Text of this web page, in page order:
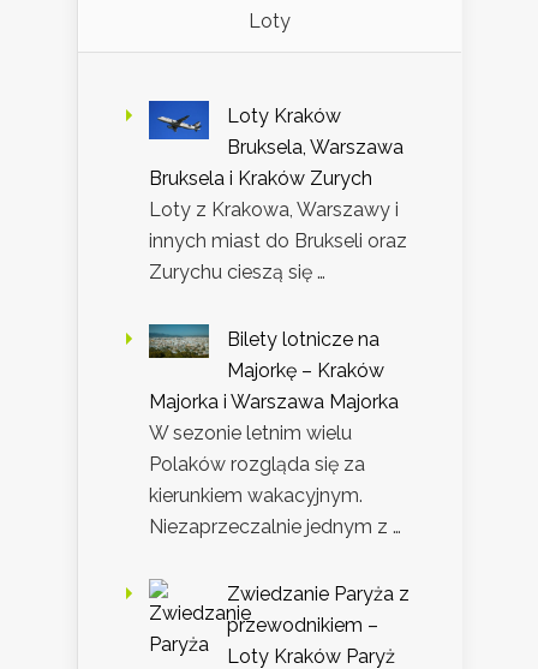
Loty
Loty Kraków
Bruksela, Warszawa
Bruksela i Kraków Zurych
Loty z Krakowa, Warszawy i
innych miast do Brukseli oraz
Zurychu cieszą się …
Bilety lotnicze na
Majorkę – Kraków
Majorka i Warszawa Majorka
W sezonie letnim wielu
Polaków rozgląda się za
kierunkiem wakacyjnym.
Niezaprzeczalnie jednym z …
Zwiedzanie Paryża z
przewodnikiem –
Loty Kraków Paryż